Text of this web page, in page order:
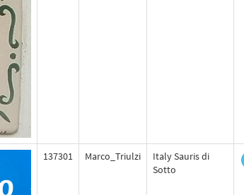
137301 Marco_Triulzi
Italy Sauris di
Sotto